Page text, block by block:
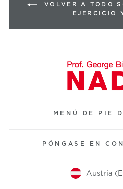
VOLVER A TODO
EJERCICIO
MENÚ DE PIE
PÓNGASE EN
Austria